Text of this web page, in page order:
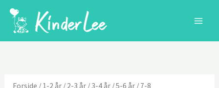
Forside / 1-2 år / 2-3 år / 3-4 år /5-6 år / 7-8